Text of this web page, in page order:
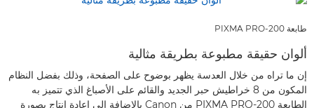
طابعة PIXMA PRO-200
ألوان حقيقة مطبوعة بطريقة مثالية
إن ما تراه من خلال العدسة يظهر بوضوح على الصفحة، وذلك بفضل النظام
المكون من 8 خراطيش حبر الجديد والقائم على الأصباغ الذي تتميز به
الطابعة PIXMA PRO-200 من Canon بالإضافة إلى إعادة إنتاج بصورة